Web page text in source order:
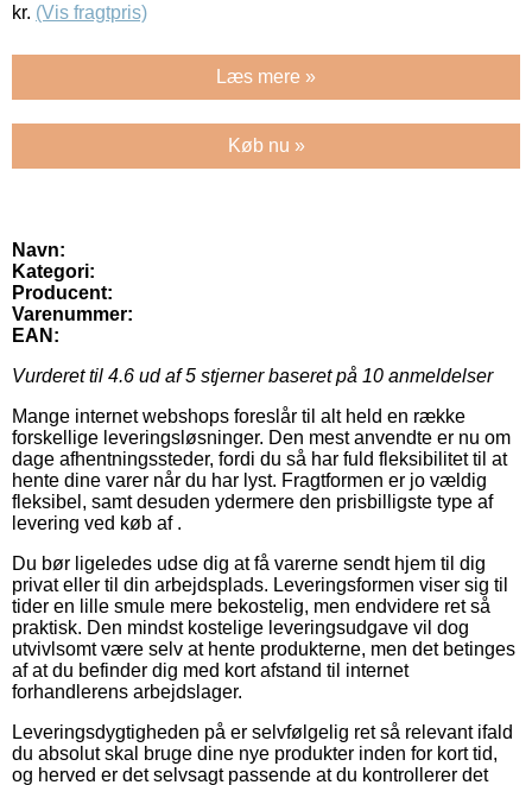
kr. (Vis fragtpris)
Læs mere »
Køb nu »
Navn:
Kategori:
Producent:
Varenummer:
EAN:
Vurderet til 4.6 ud af 5 stjerner baseret på 10 anmeldelser
Mange internet webshops foreslår til alt held en række
forskellige leveringsløsninger. Den mest anvendte er nu om
dage afhentningssteder, fordi du så har fuld fleksibilitet til at
hente dine varer når du har lyst. Fragtformen er jo vældig
fleksibel, samt desuden ydermere den prisbilligste type af
levering ved køb af .
Du bør ligeledes udse dig at få varerne sendt hjem til dig
privat eller til din arbejdsplads. Leveringsformen viser sig til
tider en lille smule mere bekostelig, men endvidere ret så
praktisk. Den mindst kostelige leveringsudgave vil dog
utvivlsomt være selv at hente produkterne, men det betinges
af at du befinder dig med kort afstand til internet
forhandlerens arbejdslager.
Leveringsdygtigheden på er selvfølgelig ret så relevant ifald
du absolut skal bruge dine nye produkter inden for kort tid,
og herved er det selvsagt passende at du kontrollerer det